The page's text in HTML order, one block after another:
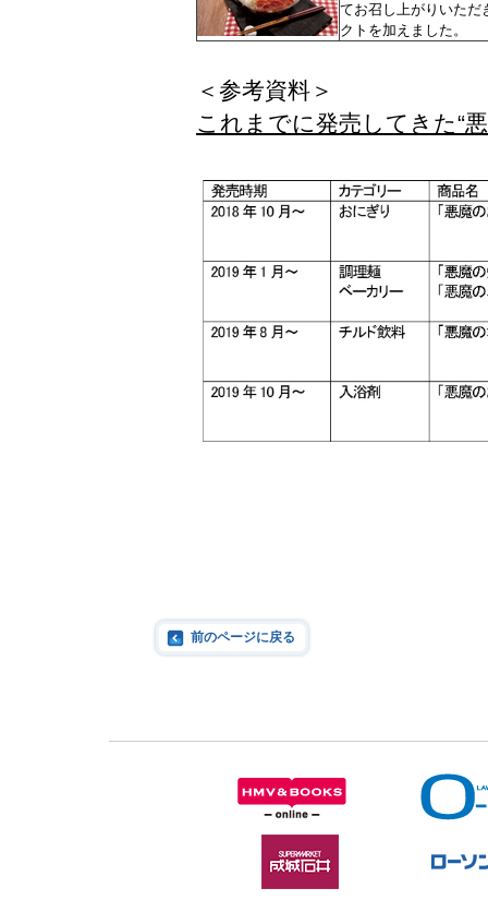
てお召し上がりいただ
クトを加えました。
＜参考資料＞
これまでに発売してきた“
前のページに戻る